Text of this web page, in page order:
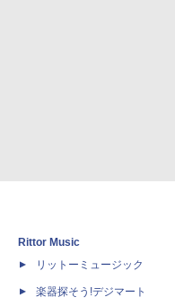
Rittor Music
リットーミュージック
楽器探そう!デジマート